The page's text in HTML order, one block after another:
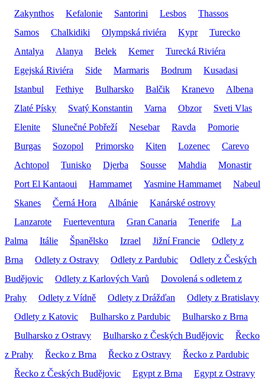
Zakynthos
Kefalonie Santorini Lesbos
Thassos
Samos
Chalkidiki Olympská riviéra Kypr
Turecko
Antalya
Alanya Belek Kemer
Turecká Riviéra
Egejská Riviéra
Side Marmaris Bodrum
Kusadasi
Istanbul
Fethiye Bulharsko Balčik Kranevo
Albena
Zlaté Písky
Svatý Konstantin Varna Obzor
Sveti Vlas
Elenite
Slunečné Pobřeží Nesebar Ravda
Pomorie
Burgas
Sozopol Primorsko Kiten Lozenec
Carevo
Achtopol
Tunisko Djerba Sousse Mahdia
Monastir
Port El Kantaoui
Hammamet Yasmine Hammamet
Nabeul
Skanes
Černá Hora Albánie
Kanárské ostrovy
Lanzarote
Fuerteventura Gran Canaria Tenerife
La
Palma
Itálie Španělsko Izrael Jižní Francie
Odlety z
Brna
Odlety z Ostravy Odlety z Pardubic
Odlety z Českých
Budějovic
Odlety z Karlových Varů
Dovolená s odletem z
Prahy
Odlety z Vídně Odlety z Drážďan
Odlety z Bratislavy
Odlety z Katovic
Bulharsko z Pardubic
Bulharsko z Brna
Bulharsko z Ostravy
Bulharsko z Českých Budějovic
Řecko
z Prahy
Řecko z Brna Řecko z Ostravy
Řecko z Pardubic
Řecko z Českých Budějovic
Egypt z Brna
Egypt z Ostravy